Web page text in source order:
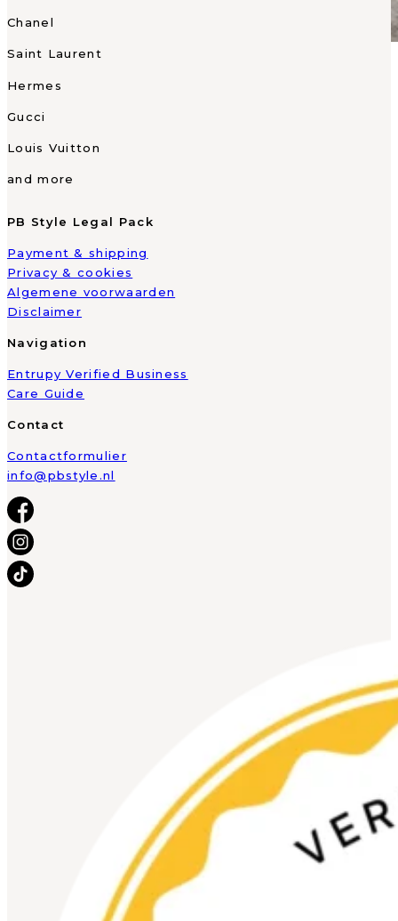
Chanel
Saint Laurent
Hermes
Gucci
Louis Vuitton
and more
PB Style Legal Pack
Payment & shipping
Privacy & cookies
Algemene voorwaarden
Disclaimer
Navigation
Entrupy Verified Business
Care Guide
Contact
Contactformulier
info@pbstyle.nl